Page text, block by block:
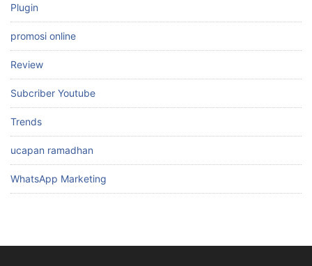
Plugin
promosi online
Review
Subcriber Youtube
Trends
ucapan ramadhan
WhatsApp Marketing